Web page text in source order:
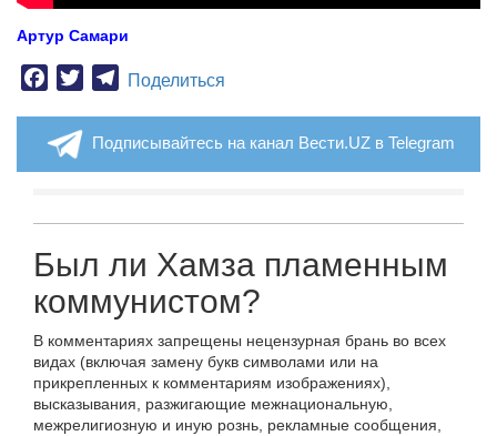
Артур Самари
Facebook
TwitterTelegram
Поделиться
Подписывайтесь на канал Вести.UZ в Telegram
Был ли Хамза пламенным
коммунистом?
В комментариях запрещены нецензурная брань во всех
видах (включая замену букв символами или на
прикрепленных к комментариям изображениях),
высказывания, разжигающие межнациональную,
межрелигиозную и иную рознь, рекламные сообщения,